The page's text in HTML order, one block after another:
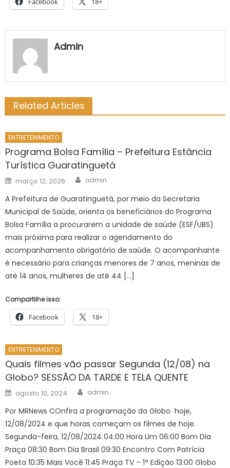
Admin
Related Articles
ENTRETENIMENTO
Programa Bolsa Família – Prefeitura Estância
Turística Guaratinguetá
Posted
on
março 12, 2026 Author
admin
A Prefeitura de Guaratinguetá, por meio da Secretaria
Municipal de Saúde, orienta os beneficiários do Programa
Bolsa Família a procurarem a unidade de saúde (ESF/UBS)
mais próxima para realizar o agendamento do
acompanhamento obrigatório de saúde. O acompanhante
é necessário para crianças menores de 7 anos, meninas de
até 14 anos, mulheres de até 44 […]
Compartilhe isso:
Facebook 18+
ENTRETENIMENTO
Quais filmes vão passar Segunda (12/08) na
Globo? SESSÃO DA TARDE E TELA QUENTE
Posted
on
agosto 10, 2024 Author
admin
Por MRNews COnfira a programação da Globo hoje,
12/08/2024 e que horas começam os filmes de hoje.
Segunda-feira, 12/08/2024 04:00 Hora Um 06:00 Bom Dia
Praça 08:30 Bom Dia Brasil 09:30 Encontro Com Patrícia
Poeta 10:35 Mais Você 11:45 Praça TV – 1ª Edição 13:00 Globo